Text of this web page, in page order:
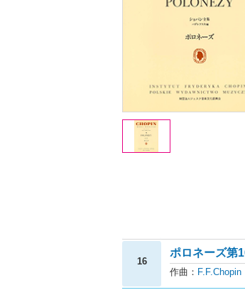
16
ポロネーズ第
作曲： F.F.Chopin